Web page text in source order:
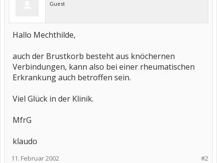
Guest
Hallo Mechthilde,
auch der Brustkorb besteht aus knöchernen
Verbindungen, kann also bei einer rheumatischen
Erkrankung auch betroffen sein.
Viel Glück in der Klinik.
MfrG
klaudo
#2
11. Februar 2002